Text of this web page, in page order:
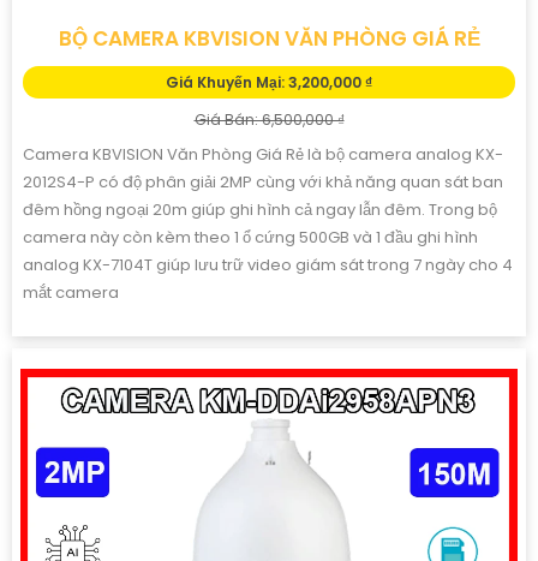
BỘ CAMERA KBVISION VĂN PHÒNG GIÁ RẺ
Giá Khuyến Mại: 3,200,000 ₫
Giá Bán: 6,500,000 ₫
Camera KBVISION Văn Phòng Giá Rẻ là bộ camera analog KX-
2012S4-P có độ phân giải 2MP cùng với khả năng quan sát ban
đêm hồng ngoại 20m giúp ghi hình cả ngay lẫn đêm. Trong bộ
camera này còn kèm theo 1 ổ cứng 500GB và 1 đầu ghi hình
analog KX-7104T giúp lưu trữ video giám sát trong 7 ngày cho 4
mắt camera